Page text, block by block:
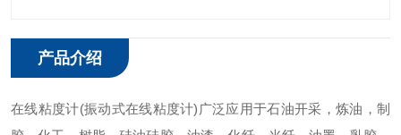
产品介绍
在线粘度计(振动式在线粘度计)广泛应用于石油开采，炼油，制